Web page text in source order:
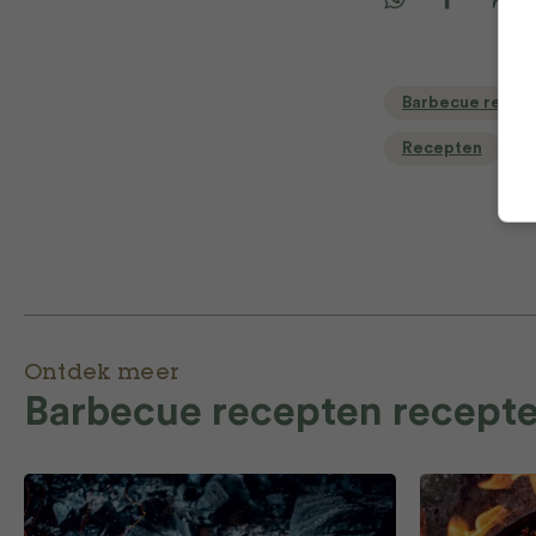
Barbecue
Recepten
Ontdek meer
Barbecue recepten